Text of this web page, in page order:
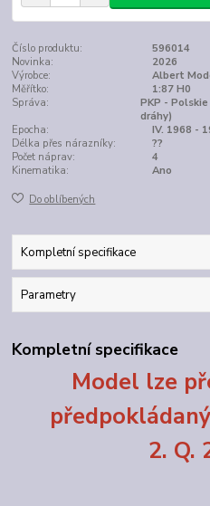
Číslo produktu:
596014
Novinka:
2026
Výrobce:
Albert
Měřítko:
1:87 H0
Správa:
PKP -
dráhy)
Epocha:
IV. 1968 -
Délka přes nárazníky:
??
Počet náprav:
4
Kinematika:
Ano
Do oblíbených
Kompletní specifikace
Parametry
Kompletní specifikace
Model lze
2. Q.